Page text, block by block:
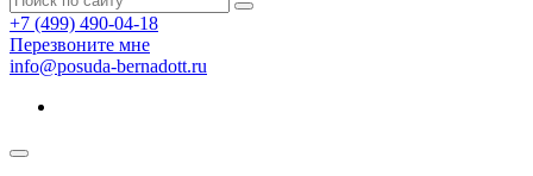
+7 (499) 490-04-18
Перезвоните мне
info@posuda-bernadott.ru